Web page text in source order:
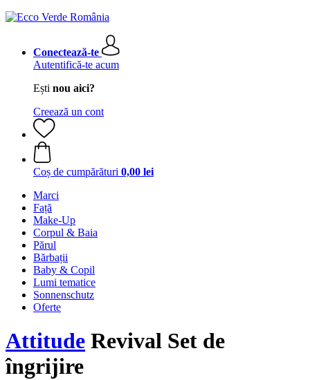
Conectează-te
Autentifică-te acum
Ești nou aici?
Creează un cont
Coș de cumpărături 0,00 lei
Marci
Față
Make-Up
Corpul & Baia
Părul
Bărbații
Baby & Copil
Lumi tematice
Sonnenschutz
Oferte
Attitude Revival Set de
îngrijire